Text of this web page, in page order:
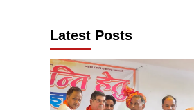
Latest Posts